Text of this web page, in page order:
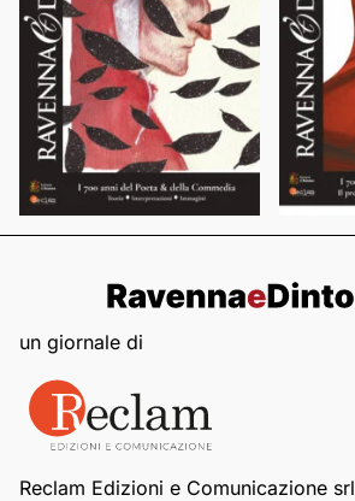
un giornale di
Reclam Edizioni e Comunicazione srl